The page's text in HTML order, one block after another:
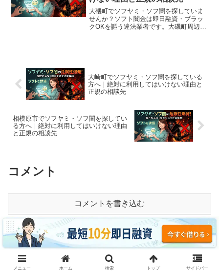
大磯町でソフヤミ・ソフ闇を探していま
せんか？ソフト闇金は即日融資・ブラッ
クOKを謳う違法業者です。大磯町周辺で
大崎町でソフヤミ・ソフ闇を探している
方へ｜絶対に利用してはいけない理由と
正規の相談先
相模原市でソフヤミ・ソフ闇を探してい
る方へ｜絶対に利用してはいけない理由
と正規の相談先
コメント
コメントを書き込む
ホーム 神奈川
メニュー ホーム 検索 トップ サイドバー